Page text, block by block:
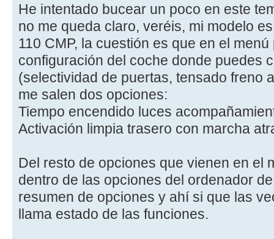
He intentado bucear un poco en este
no me queda claro, veréis, mi modelo
110 CMP, la cuestión es que en el
configuración del coche donde puedes
(selectividad de puertas, tensado freno
me salen dos opciones:
Tiempo encendido luces
Activación limpia trasero con marcha
Del resto de opciones que vienen en el
dentro de las opciones del ordenador
resumen de opciones y ahí si que las
llama estado de las funciones.